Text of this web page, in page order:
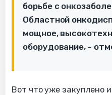
борьбе с
Областной
мощное,
оборудование, -
Вот что уже закуплено